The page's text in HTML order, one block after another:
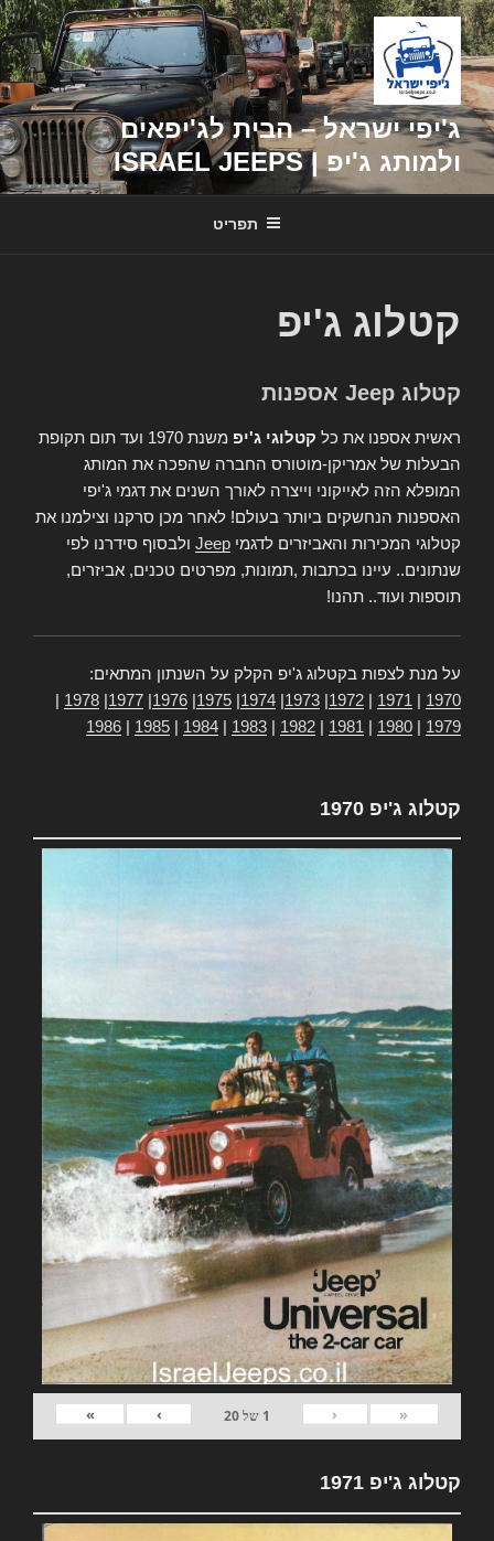
דילוג
לתוכן
ג'יפי ישראל – הבית לג'יפאים
ולמותג ג'יפ | ISRAEL JEEPS
תפריט
קטלוג ג'יפ
קטלוג Jeep אספנות
ראשית אספנו את כל קטלוגי ג'יפ
משנת 1970 ועד תום תקופת
הבעלות של אמריקן-מוטורס החברה שהפכה את המותג
המופלא הזה לאייקוני וייצרה לאורך השנים את דגמי ג'יפי
האספנות הנחשקים ביותר בעולם! לאחר מכן סרקנו וצילמנו את
קטלוגי המכירות והאביזרים לדגמי Jeep ולבסוף סידרנו לפי
שנתונים.. עיינו בכתבות ,תמונות, מפרטים טכנים, אביזרים,
תוספות ועוד.. תהנו!
על מנת לצפות בקטלוג ג'יפ הקלק על השנתון המתאים:
1970
1971
1972
1973
1974
1975
1976
1977
1978
1979
1980
1981
1982
1983
1984
1985
1986
קטלוג ג'יפ 1970
«
‹
1 של20
›
»
קטלוג ג'יפ 1971